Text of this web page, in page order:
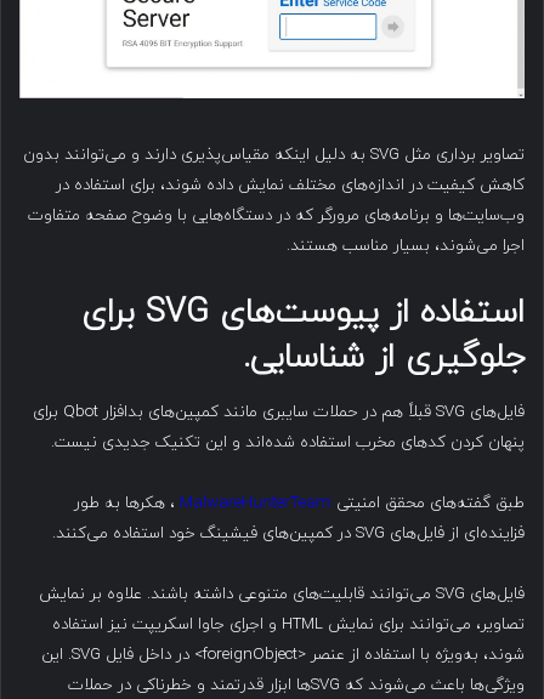
تصاویر برداری مثل SVG به دلیل اینکه مقیاس‌پذیری دارند و می‌توانند بدون
کاهش کیفیت در اندازه‌های مختلف نمایش داده شوند، برای استفاده در
وب‌سایت‌ها و برنامه‌های مرورگر که در دستگاه‌هایی با وضوح صفحه متفاوت
اجرا می‌شوند، بسیار مناسب هستند.
استفاده از پیوست‌های SVG برای
جلوگیری از شناسایی.
فایل‌های SVG قبلاً هم در حملات سایبری مانند کمپین‌های بدافزار Qbot برای
پنهان کردن کدهای مخرب استفاده شده‌اند و این تکنیک جدیدی نیست.
طبق گفته‌های محقق امنیتی MalwareHunterTeam ، هکرها به طور
فزاینده‌ای از فایل‌های SVG در کمپین‌های فیشینگ خود استفاده می‌کنند.
فایل‌های SVG می‌توانند قابلیت‌های متنوعی داشته باشند. علاوه بر نمایش
تصاویر، می‌توانند برای نمایش HTML و اجرای جاوا اسکریپت نیز استفاده
شوند، به‌ویژه با استفاده از عنصر <foreignObject> در داخل فایل SVG. این
ویژگی‌ها باعث می‌شوند که SVG‌ها ابزار قدرتمند و خطرناکی در حملات